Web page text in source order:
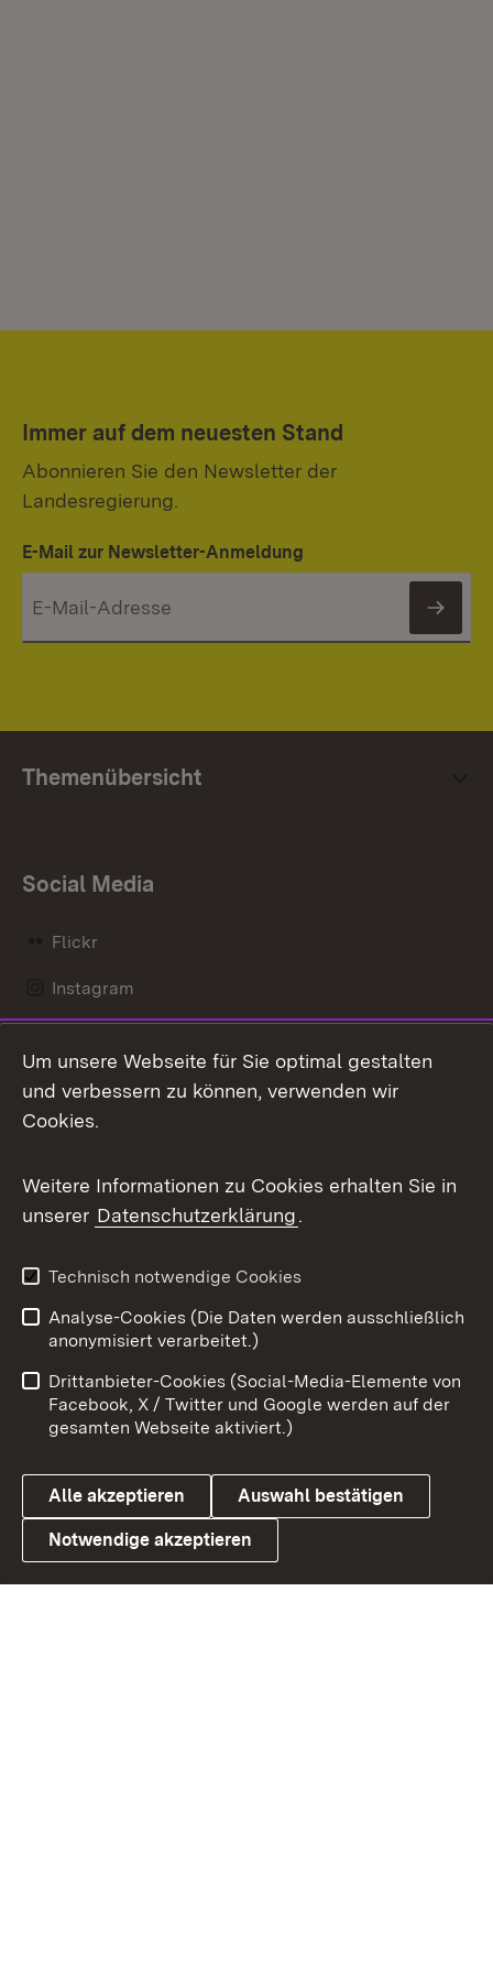
Immer auf dem neuesten Stand
Abonnieren Sie den Newsletter der
Landesregierung.
E-Mail zur Newsletter-Anmeldung
Themenübersicht
Social Media
Flickr
Instagram
Mastodon
Messenger
Social Wall
X / Twitter
Youtube
Link zum Landesportal
Benutzungshinweise
Barrierefreiheit
Datenschutz
Cookies
Um unsere Webseite für Sie optimal gestalten
und verbessern zu können, verwenden wir
Cookies.
Weitere Informationen zu Cookies erhalten Sie in
unserer Datenschutzerklärung.
Technisch notwendige Cookies
Analyse-Cookies (Die Daten werden ausschließlich
anonymisiert verarbeitet.)
Drittanbieter-Cookies (Social-Media-Elemente von
Facebook, X / Twitter und Google werden auf der
gesamten Webseite aktiviert.)
Alle akzeptieren Auswahl bestätigen
Notwendige akzeptieren